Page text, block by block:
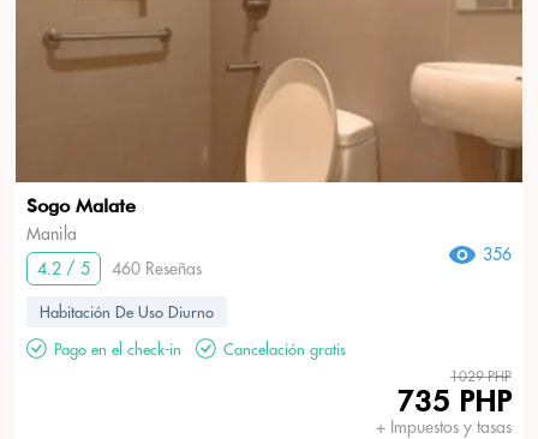
Sogo Malate
Manila
4.2 / 5
460 Reseñas
356
Habitación De Uso Diurno
Pago en el check-in
Cancelación gratis
1029 PHP
735 PHP
+ Impuestos y tasas